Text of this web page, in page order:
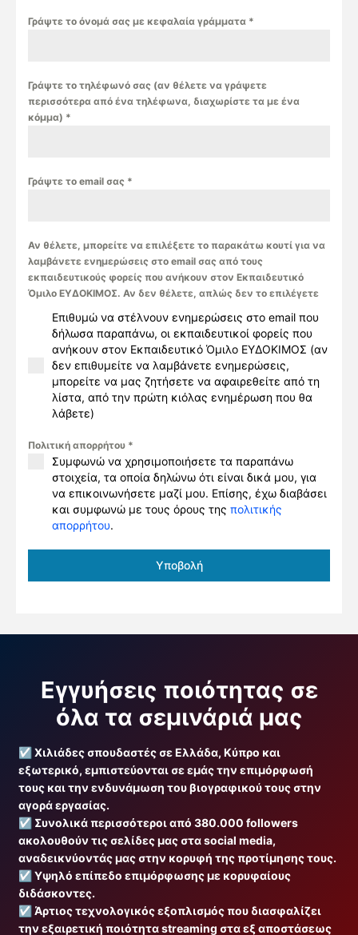
Γράψτε το όνομά σας με κεφαλαία γράμματα *
Γράψτε το τηλέφωνό σας (αν θέλετε να γράψετε
περισσότερα από ένα τηλέφωνα, διαχωρίστε τα με ένα
κόμμα) *
Γράψτε το email σας *
Αν θέλετε, μπορείτε να επιλέξετε το παρακάτω κουτί για να
λαμβάνετε ενημερώσεις στο email σας από τους
εκπαιδευτικούς φορείς που ανήκουν στον Εκπαιδευτικό
Όμιλο ΕΥΔΟΚΙΜΟΣ. Αν δεν θέλετε, απλώς δεν το επιλέγετε
Επιθυμώ να στέλνουν ενημερώσεις στο email που
δήλωσα παραπάνω, οι εκπαιδευτικοί φορείς που
ανήκουν στον Εκπαιδευτικό Όμιλο ΕΥΔΟΚΙΜΟΣ (αν
δεν επιθυμείτε να λαμβάνετε ενημερώσεις,
μπορείτε να μας ζητήσετε να αφαιρεθείτε από τη
λίστα, από την πρώτη κιόλας ενημέρωση που θα
λάβετε)
Πολιτική απορρήτου *
Συμφωνώ να χρησιμοποιήσετε τα παραπάνω
στοιχεία, τα οποία δηλώνω ότι είναι δικά μου, για
να επικοινωνήσετε μαζί μου. Επίσης, έχω διαβάσει
και συμφωνώ με τους όρους της πολιτικής
απορρήτου.
Υποβολή
Εγγυήσεις ποιότητας σε
όλα τα σεμινάριά μας
☑️ Χιλιάδες σπουδαστές σε Ελλάδα, Κύπρο και
εξωτερικό, εμπιστεύονται σε εμάς την επιμόρφωσή
τους και την ενδυνάμωση του βιογραφικού τους στην
αγορά εργασίας.
☑️ Συνολικά περισσότεροι από 380.000 followers
ακολουθούν τις σελίδες μας στα social media,
αναδεικνύοντάς μας στην κορυφή της προτίμησης τους.
☑️ Υψηλό επίπεδο επιμόρφωσης με κορυφαίους
διδάσκοντες.
☑️ Άρτιος τεχνολογικός εξοπλισμός που διασφαλίζει
την εξαιρετική ποιότητα streaming στα εξ αποστάσεως